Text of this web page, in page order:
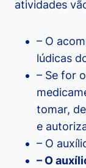
atividades
– O
lúdicas
– Se for
tomar,
e
– O
– O